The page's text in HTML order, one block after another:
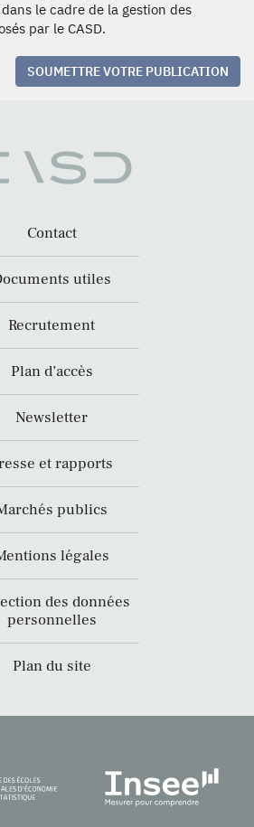
le cadre de la gestion des
par le CASD.
SOUMETTRE VOTRE PUBLICATION
Contact
utiles
Recrutement
Plan d’accès
Newsletter
et rapports
publics
légales
des données
personnelles
Plan du site